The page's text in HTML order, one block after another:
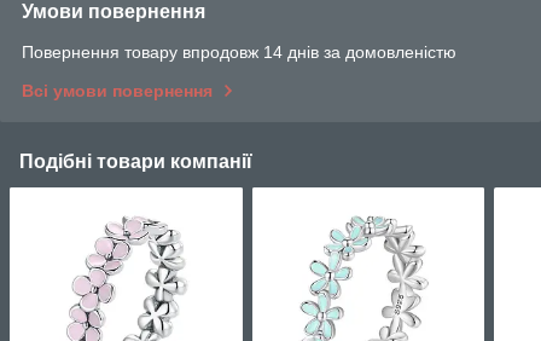
Умови повернення
Повернення товару впродовж 14 днів за домовленістю
Всі умови повернення
Подібні товари компанії